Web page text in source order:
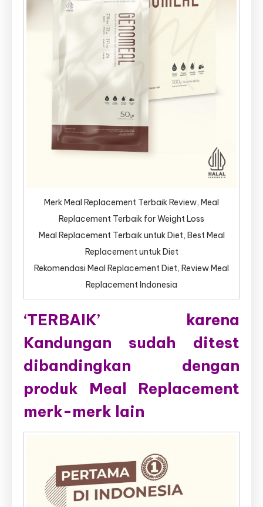
Merk Meal Replacement Terbaik Review, Meal
Replacement Terbaik for Weight Loss
Meal Replacement Terbaik untuk Diet, Best Meal
Replacement untuk Diet
Rekomendasi Meal Replacement Diet, Review Meal
Replacement Indonesia
‘TERBAIK’ karena
Kandungan sudah ditest
dibandingkan dengan
produk Meal Replacement
merk-merk lain